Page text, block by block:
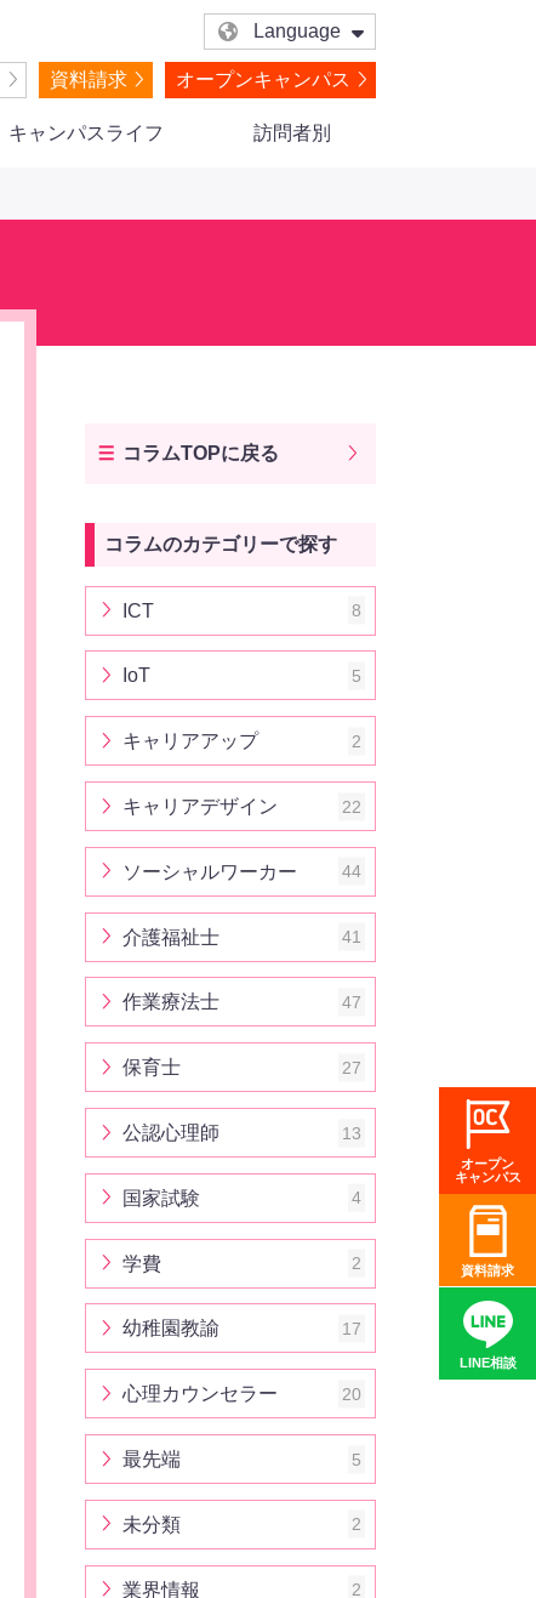
Language
資料請求 オープンキャンパス
キャンパスライフ 訪問者別
オープン
キャンパス
資料請求
LINE相談
コラムTOPに戻る
コラムのカテゴリーで探す
ICT 8
IoT 5
キャリアアップ 2
キャリアデザイン 22
ソーシャルワーカー 44
介護福祉士 41
作業療法士 47
保育士 27
公認心理師 13
国家試験 4
学費 2
幼稚園教諭 17
心理カウンセラー 20
最先端 5
未分類 2
業界情報 2